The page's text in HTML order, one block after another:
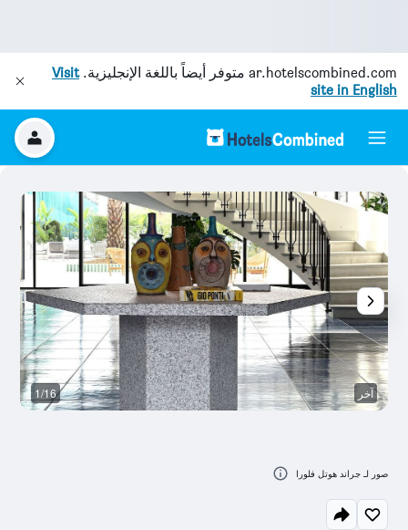
ar.hotelscombined.com متوفر أيضاً باللغة الإنجليزية.Visit
site in English
آخر 1/16
صور لـ جراند هوتل فلورا